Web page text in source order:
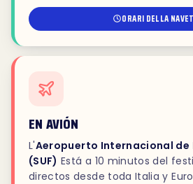
ORARI DELLA
EN AVIÓN
L'Aeropuerto Internacional de
(SUF) Está a 10 minutos del
directos desde toda Italia y